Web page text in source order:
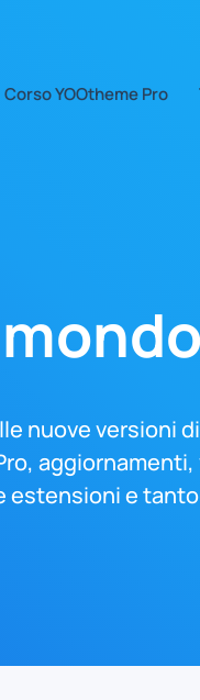
Corso YOOtheme Pro
nuove versioni
estensioni e